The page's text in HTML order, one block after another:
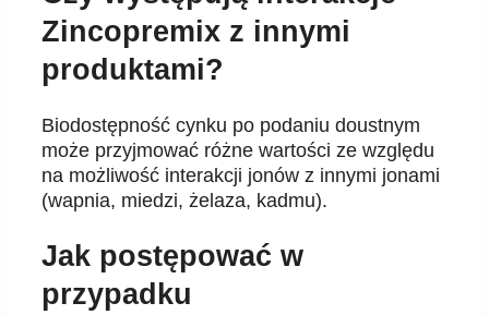
Zincopremix z innymi
produktami?
Biodostępność cynku po podaniu doustnym
może przyjmować różne wartości ze względu
na możliwość interakcji jonów z innymi jonami
(wapnia, miedzi, żelaza, kadmu).
Jak postępować w
przypadku